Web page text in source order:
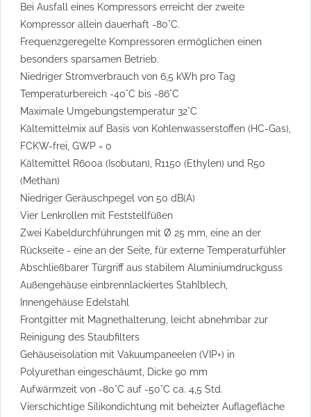
Bei Ausfall eines Kompressors erreicht der zweite
Kompressor allein dauerhaft -80°C.
Frequenzgeregelte Kompressoren ermöglichen einen
besonders sparsamen Betrieb.
Niedriger Stromverbrauch von 6,5 kWh pro Tag
Temperaturbereich -40°C bis -86°C
Maximale Umgebungstemperatur 32°C
Kältemittelmix auf Basis von Kohlenwasserstoffen (HC-Gas),
FCKW-frei, GWP = 0
Kältemittel R600a (Isobutan), R1150 (Ethylen) und R50
(Methan)
Niedriger Geräuschpegel von 50 dB(A)
Vier Lenkrollen mit Feststellfüßen
Zwei Kabeldurchführungen mit Ø 25 mm, eine an der
Rückseite - eine an der Seite, für externe Temperaturfühler
Abschließbarer Türgriff aus stabilem Aluminiumdruckguss
Außengehäuse einbrennlackiertes Stahlblech,
Innengehäuse Edelstahl
Frontgitter mit Magnethalterung, leicht abnehmbar zur
Reinigung des Staubfilters
Gehäuseisolation mit Vakuumpaneelen (VIP+) in
Polyurethan eingeschäumt, Dicke 90 mm
Aufwärmzeit von -80°C auf -50°C ca. 4,5 Std.
Vierschichtige Silikondichtung mit beheizter Auflagefläche